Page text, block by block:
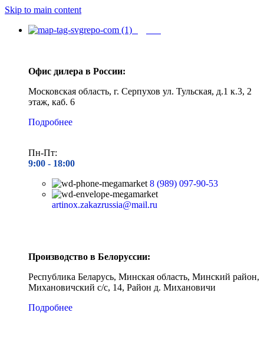
Skip to main content
Офис дилера в России:
Московская область, г. Серпухов ул. Тульская, д.1 к.3, 2
этаж, каб. 6
Подробнее
Пн-Пт:
9:00 - 18:00
8 (989) 097-90-53
artinox.zakazrussia@mail.ru
Производство в Белоруссии:
Республика Беларусь, Минская область, Минский район,
Михановичский с/с, 14, Район д. Михановичи
Подробнее